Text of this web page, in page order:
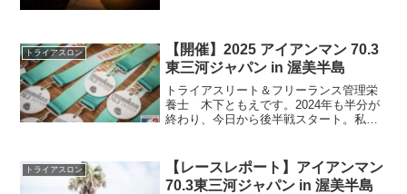
読んでいただいたのはこち...
トライアスロン
【開催】2025 アイアンマン 70.3
東三河ジャパン in 渥美半島
トライアスリート＆フリーランス管理栄
養士 木下ともえです。2024年も半分が
終わり、今日から後半戦スタート。私の
る予定でした。しかし、1月末に今年の開
催の中...
トライアスロン
【レースレポート】アイアンマン
70.3東三河ジャパン in 渥美半島